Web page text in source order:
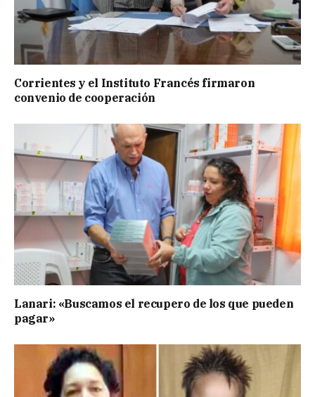
Corrientes y el Instituto Francés firmaron
convenio de cooperación
Lanari: «Buscamos el recupero de los que pueden
pagar»